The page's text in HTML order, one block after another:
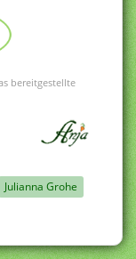
bereitgestellte
Julianna Grohe